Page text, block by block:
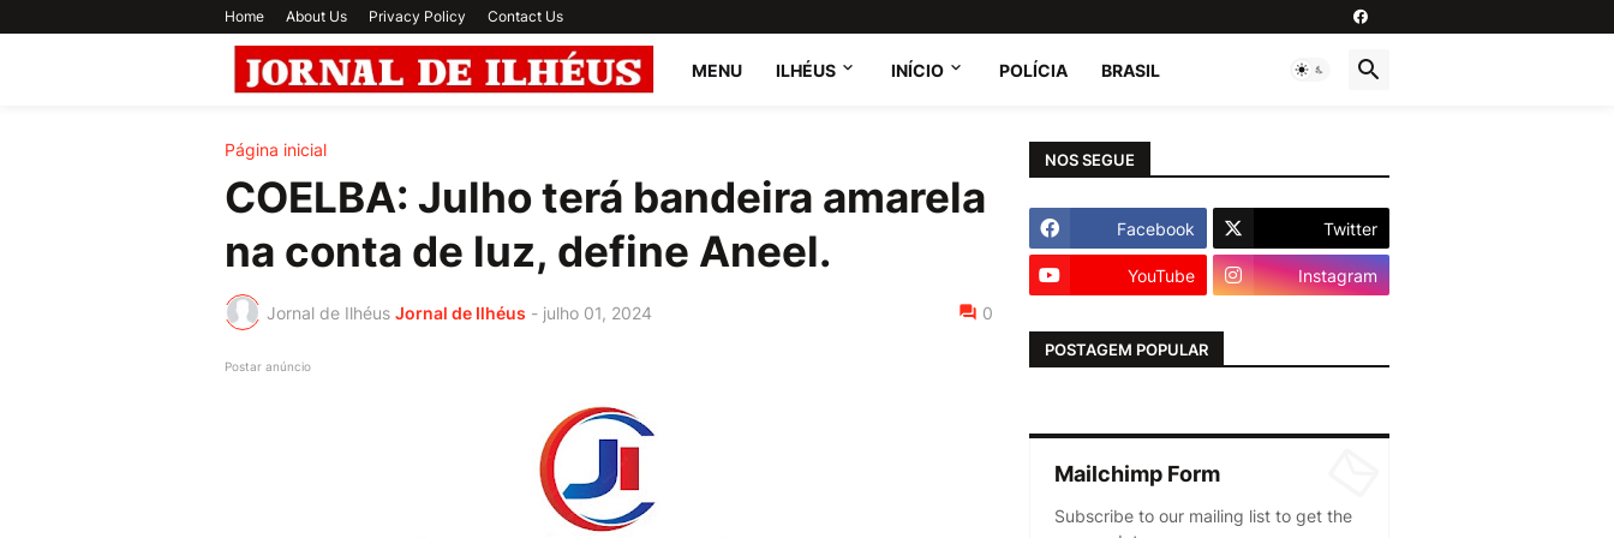
Home About Us Privacy Policy Contact Us
MENU ILHÉUS INÍCIO POLÍCIA BRASIL
Página inicial
COELBA: Julho terá bandeira amarela
na conta de luz, define Aneel.
Jornal de Ilhéus Jornal de Ilhéus - julho 01, 2024 0
Postar anúncio
NOS SEGUE
Facebook Twitter
YouTube Instagram
POSTAGEM POPULAR
Mailchimp Form
Subscribe to our mailing list to get the